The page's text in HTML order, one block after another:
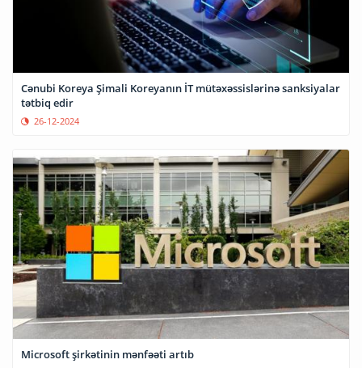
Cənubi Koreya Şimali Koreyanın İT mütəxəssislərinə sanksiyalar
tətbiq edir
26-12-2024
Microsoft şirkətinin mənfəəti artıb